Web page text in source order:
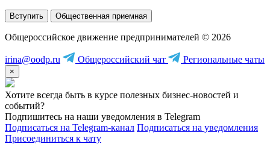
Вступить Общественная приемная
Общероссийское движение предпринимателей © 2026
irina@oodp.ru Общероссийский чат Региональные чаты
×
Хотите всегда быть в курсе полезных бизнес-новостей и
событий?
Подпишитесь на наши уведомления в Telegram
Подписаться на Telegram-канал Подписаться на уведомления
Присоединиться к чату